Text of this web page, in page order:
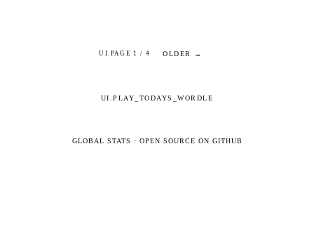
UI.PAGE 1 / 4 OLDER →
UI.PLAY_TODAYS_WORDLE
GLOBAL STATS · OPEN SOURCE ON GITHUB